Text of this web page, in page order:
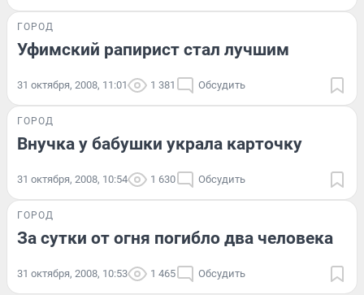
ГОРОД
Уфимский рапирист стал лучшим
31 октября, 2008, 11:01 1 381 Обсудить
ГОРОД
Внучка у бабушки украла карточку
31 октября, 2008, 10:54 1 630 Обсудить
ГОРОД
За сутки от огня погибло два человека
31 октября, 2008, 10:53 1 465 Обсудить